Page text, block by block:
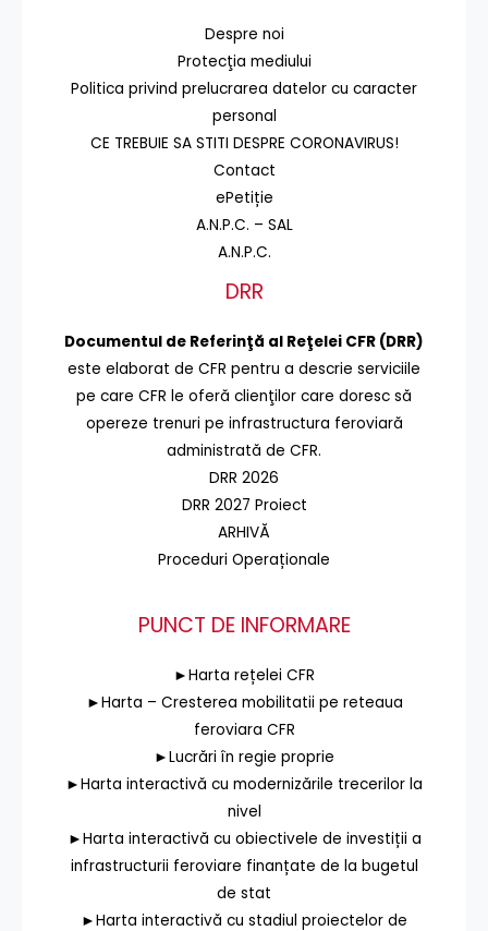
Despre noi
Protecţia mediului
Politica privind prelucrarea datelor cu caracter
personal
CE TREBUIE SA STITI DESPRE CORONAVIRUS!
Contact
ePetiție
A.N.P.C. – SAL
A.N.P.C.
DRR
Documentul de Referinţă al Reţelei CFR (DRR)
este elaborat de CFR pentru a descrie serviciile
pe care CFR le oferă clienţilor care doresc să
opereze trenuri pe infrastructura feroviară
administrată de CFR.
DRR 2026
DRR 2027 Proiect
ARHIVĂ
Proceduri Operaționale
PUNCT DE INFORMARE
►Harta rețelei CFR
►Harta – Cresterea mobilitatii pe reteaua
feroviara CFR
►Lucrări în regie proprie
►Harta interactivă cu modernizările trecerilor la
nivel
►Harta interactivă cu obiectivele de investiții a
infrastructurii feroviare finanțate de la bugetul
de stat
►Harta interactivă cu stadiul proiectelor de